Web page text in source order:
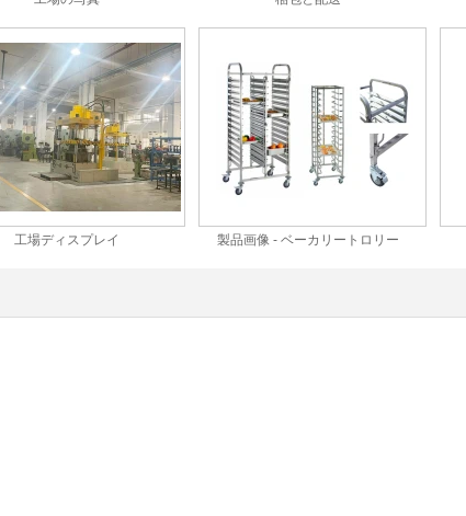
工場ディスプレイ 製品画像 - ベーカリートロリー